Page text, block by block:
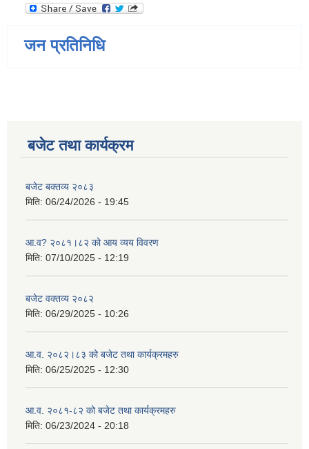
जन प्रतिनिधि
बजेट तथा कार्यक्रम
बजेट बक्तव्य २०८३
मिति: 06/24/2026 - 19:45
आ.व? २०८१।८२ को आय व्यय विवरण
मिति: 07/10/2025 - 12:19
बजेट वक्तव्य २०८२
मिति: 06/29/2025 - 10:26
आ.व. २०८२।८३ को बजेट तथा कार्यक्रमहरु
मिति: 06/25/2025 - 12:30
आ.व. २०८१-८२ को बजेट तथा कार्यक्रमहरु
मिति: 06/23/2024 - 20:18